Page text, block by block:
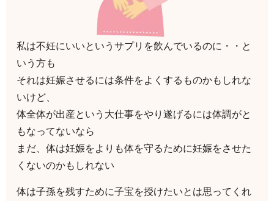
私は不妊にいいというサプリを飲んでいるのに・・と
いう方も
それは妊娠させるには条件をよくするものかもしれな
いけど、
体全体が出産という大仕事をやり遂げるには体調がと
もなってないなら
まだ、体は妊娠をよりも体を守るために妊娠をさせた
くないのかもしれない
体は子孫を残すために子宝を授けたいとは思ってくれ